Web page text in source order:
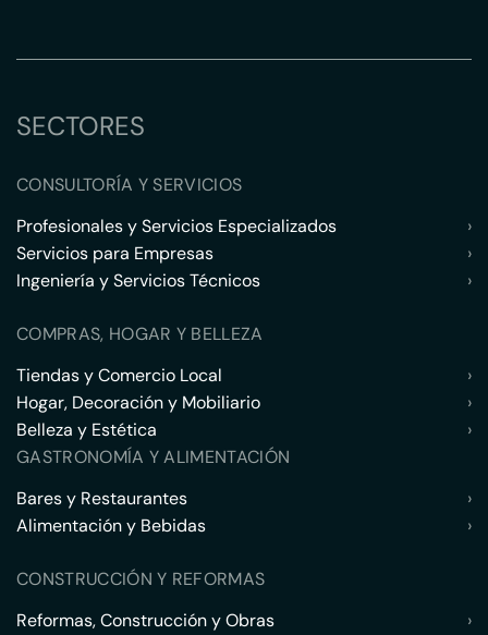
SECTORES
CONSULTORÍA Y SERVICIOS
Profesionales y Servicios Especializados
›
Servicios para Empresas
›
Ingeniería y Servicios Técnicos
›
COMPRAS, HOGAR Y BELLEZA
Tiendas y Comercio Local
›
Hogar, Decoración y Mobiliario
›
Belleza y Estética
›
GASTRONOMÍA Y ALIMENTACIÓN
Bares y Restaurantes
›
Alimentación y Bebidas
›
CONSTRUCCIÓN Y REFORMAS
Reformas, Construcción y Obras
›